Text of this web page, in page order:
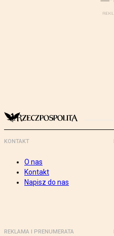
KONTAKT
O nas
Kontakt
Napisz do nas
REKLAMA I PRENUMERATA